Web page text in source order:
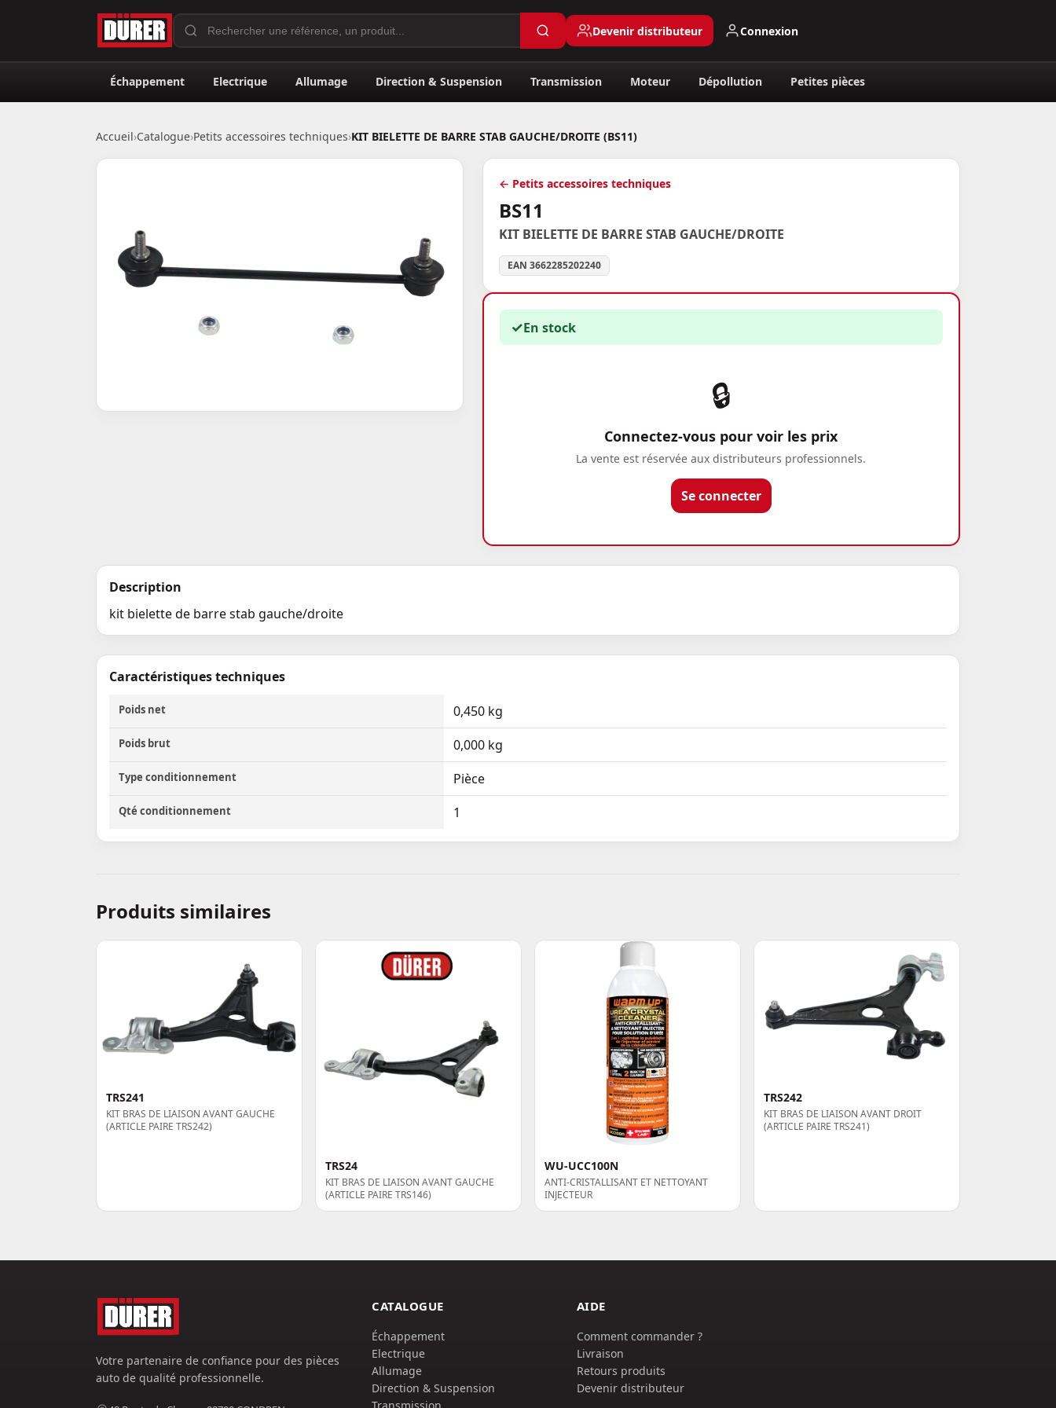
Devenir distributeur Connexion
Échappement Electrique Allumage Direction & Suspension Transmission Moteur Dépollution Petites pièces
Accueil›Catalogue›Petits accessoires techniques›KIT BIELETTE DE BARRE STAB GAUCHE/DROITE (BS11)
← Petits accessoires techniques
BS11
KIT BIELETTE DE BARRE STAB GAUCHE/DROITE
EAN 3662285202240
✓En stock
🔒
Connectez-vous pour voir les prix
La vente est réservée aux distributeurs professionnels.
Se connecter
Description
kit bielette de barre stab gauche/droite
Caractéristiques techniques
Poids net 0,450 kg
Poids brut 0,000 kg
Type conditionnement Pièce
Qté conditionnement 1
Produits similaires
TRS241
KIT BRAS DE LIAISON AVANT GAUCHE
(ARTICLE PAIRE TRS242)
TRS24
KIT BRAS DE LIAISON AVANT GAUCHE
(ARTICLE PAIRE TRS146)
WU-UCC100N
ANTI-CRISTALLISANT ET NETTOYANT
INJECTEUR
TRS242
KIT BRAS DE LIAISON AVANT DROIT
(ARTICLE PAIRE TRS241)
Votre partenaire de confiance pour des pièces
auto de qualité professionnelle.
CATALOGUE
Échappement
Electrique
Allumage
Direction & Suspension
AIDE
Comment commander ?
Livraison
Retours produits
Devenir distributeur